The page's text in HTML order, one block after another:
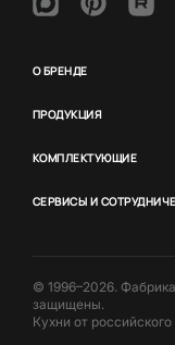
О БРЕНДЕ
ПРОДУКЦИЯ
КОМПЛЕКТУЮЩИЕ
СЕРВИСЫ И
© 1996–2026.
защищены.
Кухни от